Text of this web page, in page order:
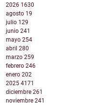
2026 1630
agosto 19
julio 129
junio 241
mayo 254
abril 280
marzo 259
febrero 246
enero 202
2025 4171
diciembre 261
noviembre 241